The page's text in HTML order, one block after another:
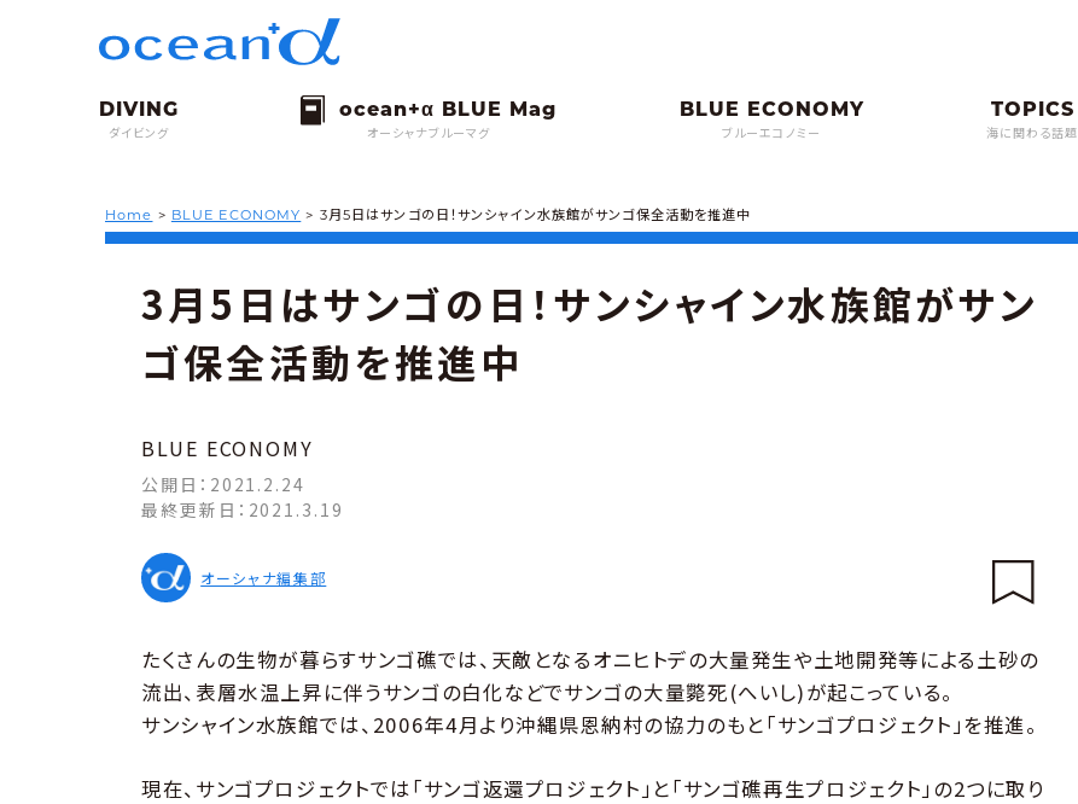
ダイビング オーシャナブルーマグ ブルーエコノミー 海に関わる話題
Home > BLUE ECONOMY > 3月5日はサンゴの日！サンシャイン水族館がサンゴ保全活動を推進中
3月5日はサンゴの日！サンシャイン水族館がサン
ゴ保全活動を推進中
BLUE ECONOMY
公開日： 2021.2.24
最終更新日： 2021.3.19
オーシャナ編集部
たくさんの生物が暮らすサンゴ礁では、天敵となるオニヒトデの大量発生や土地開発等による土砂の
流出、表層水温上昇に伴うサンゴの白化などでサンゴの大量斃死(へいし)が起こっている。
サンシャイン水族館では、2006年4月より沖縄県恩納村の協力のもと「サンゴプロジェクト」を推進。
現在、サンゴプロジェクトでは「サンゴ返還プロジェクト」と「サンゴ礁再生プロジェクト」の2つに取り